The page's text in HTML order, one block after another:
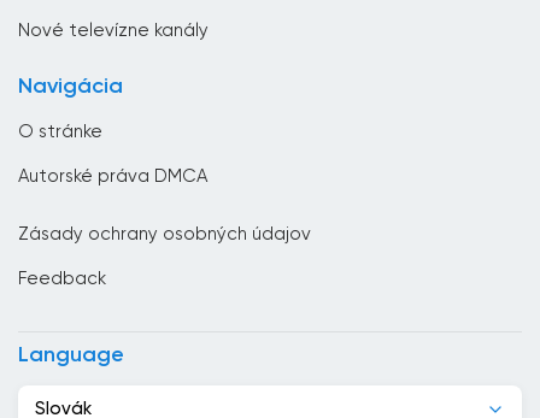
Cyprus
Nové televízne kanály
Navigácia
O stránke
Autorské práva DMCA
Zásady ochrany osobných údajov
Feedback
Language
Slovák